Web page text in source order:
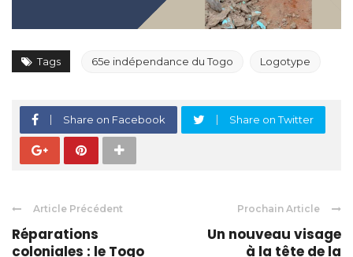
Tags 65e indépendance du Togo Logotype
Share on Facebook Share on Twitter
Article Précédent
Réparations
coloniales : le Togo
Prochain Article
Un nouveau visage
à la tête de la